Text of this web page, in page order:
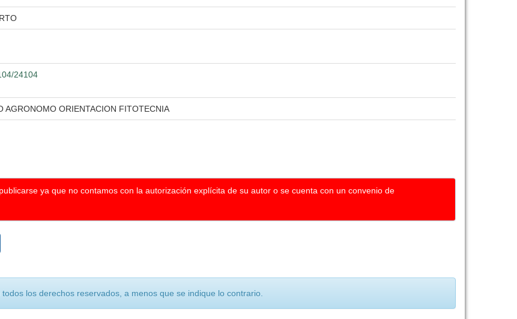
24104
AGRONOMO ORIENTACION FITOTECNIA
ya que no contamos con la autorización explícita de su autor o se cuenta con un convenio de
los derechos reservados, a menos que se indique lo contrario.